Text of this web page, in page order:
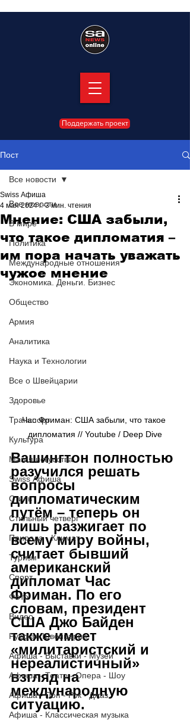
Поддержать проект
Пост
Все новости
В мире
Политика
Международные отношения
Экономика. Деньги. Бизнес
Общество
Армия
Аналитика
Наука и Технологии
Все о Швейцарии
Здоровье
Транспорт
Культура
Магия искусства
Swiss Афиша
Стиль
Стильный четверг
Природа - Климат
Туризм
Спорт
Фото
Видео
Русская Швейцария
Афиша - Выставки - Музеи
Афиша - Театр - Опера - Шоу
Афиша - Поп - Рок - Джаз
Афиша - Классическая музыка
Все новости
Мнение: США забыли,
что такое дипломатия –
им пора начать уважать
чужое мнение
Swiss Афиша
4 мая 2024 г. 3 мин. чтения
Час Фриман: США забыли, что такое
дипломатия // Youtube / Deep Dive
Вашингтон полностью
разучился решать
вопросы
дипломатическим
путём – теперь он
лишь разжигает по
всему миру войны,
считает бывший
американский
дипломат Час
Фриман. По его
словам, президент
США Джо Байден
также имеет
«милитаристский и
нереалистичный»
взгляд на
международную
ситуацию.